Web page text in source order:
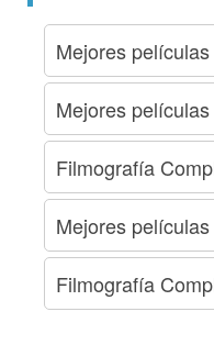
Mejores
Mejores
Filmografía
Mejores
Filmografía